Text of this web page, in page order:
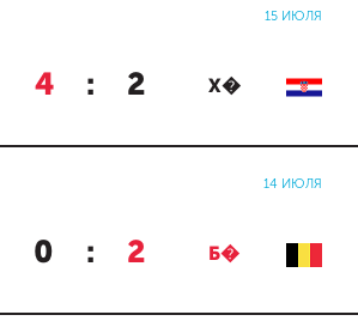
15 ИЮЛЯ
4 : 2 Х�
14 ИЮЛЯ
0 : 2 Б�